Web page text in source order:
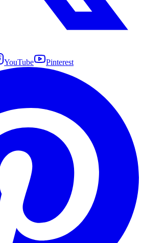
YouTube Pinterest